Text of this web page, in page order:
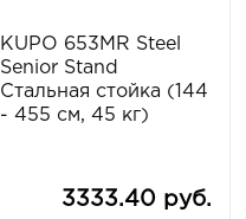
KUPO 653MR Steel
Senior Stand
Стальная стойка (144
- 455 см, 45 кг)
3333.40 руб.